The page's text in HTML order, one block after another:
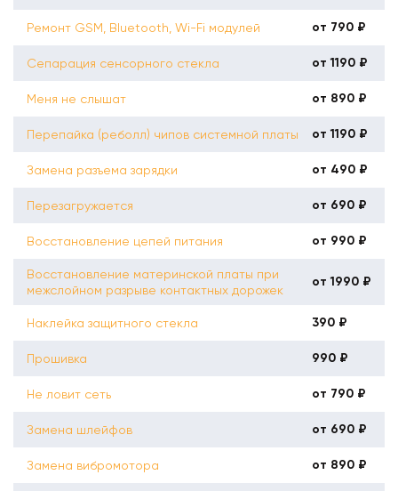
Ремонт GSM, Bluetooth, Wi-Fi модулей от 790 ₽
Сепарация сенсорного стекла от 1190 ₽
Меня не слышат от 890 ₽
Перепайка (реболл) чипов системной платы от 1190 ₽
Замена разъема зарядки от 490 ₽
Перезагружается от 690 ₽
Восстановление цепей питания от 990 ₽
Восстановление материнской платы при
межслойном разрыве контактных дорожек
от 1990 ₽
Наклейка защитного стекла 390 ₽
Прошивка 990 ₽
Не ловит сеть от 790 ₽
Замена шлейфов от 690 ₽
Замена вибромотора от 890 ₽